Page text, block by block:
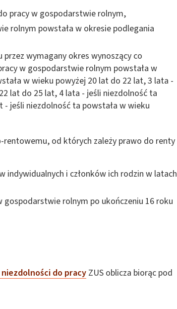
pracy w gospodarstwie rolnym,
rolnym powstała w okresie podlegania
wymagany okres wynoszący co
w gospodarstwie rolnym powstała w
w wieku powyżej 20 lat do 22 lat, 3 lata -
lat do 25 lat, 4 lata - jeśli niezdolność ta
jeśli niezdolność ta powstała w wieku
rentowemu, od których zależy prawo do renty
indywidualnych i członków ich rodzin w latach
rolnym po ukończeniu 16 roku
do pracyZUS oblicza biorąc pod